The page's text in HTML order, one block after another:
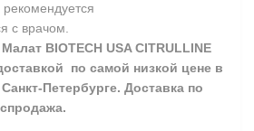
с врачом.
BIOTECH USA CITRULLINE
по самой низкой цене в
Петербурге. Доставка по